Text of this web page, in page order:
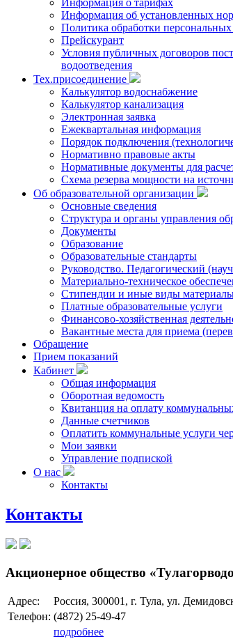
Информация о тарифах
Информация об установленных
Политика обработки
Прейскурант
Условия публичных договоров
водоотведения
Тех.присоединение
Калькулятор водоснабжение
Калькулятор канализация
Электронная заявка
Ежеквартальная информация
Порядок подключения
Нормативно правовые акты
Нормативные документы для
Схема резерва мощности на
Об образовательной организации
Основные сведения
Структура и органы управления
Документы
Образование
Образовательные стандарты
Руководство. Педагогический
Материально-техническое
Стипендии и иные виды
Платные образовательные услуги
Финансово-хозяйственная
Вакантные места для приема
Обращение
Прием показаний
Кабинет
Общая информация
Оборотная ведомость
Квитанция на оплату
Данные счетчиков
Оплатить коммунальные услуги
Мои заявки
Управление подпиской
О нас
Контакты
Контакты
Акционерное общество
Адрес:
Россия, 300001, г. Тула, ул.
Телефон: (4872) 25-49-47
подробнее